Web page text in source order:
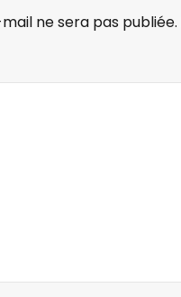
ne sera pas publiée.